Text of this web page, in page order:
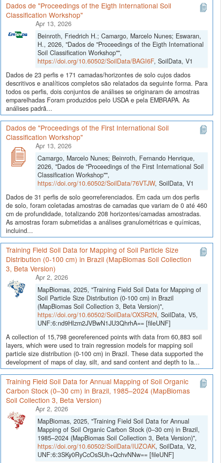
Dados de "Proceedings of the Eigth International Soil
Classification Workshop"
Apr 13, 2026
Beinroth, Friedrich H.; Camargo, Marcelo Nunes; Eswaran,
H., 2026, "Dados de "Proceedings of the Eigth International
Soil Classification Workshop"",
https://doi.org/10.60502/SoilData/BAGI6F, SoilData, V1
Dados de 23 perfis e 171 camadas/horizontes de solo cujos dados
descritivos e analíticos completos são relatados da seguinte forma. Para
todos os perfis, dois conjuntos de análises se originaram de amostras
emparelhadas Foram produzidos pelo USDA e pela EMBRAPA. As
análises padrã...
Dados de "Proceedings of the First International Soil
Classification Workshop"
Apr 13, 2026
Camargo, Marcelo Nunes; Beinroth, Fernando Henrique,
2026, "Dados de "Proceedings of the First International Soil
Classification Workshop"",
https://doi.org/10.60502/SoilData/76VTJW, SoilData, V1
Dados de 31 perfis de solo georreferenciados. Em cada um dos perfis
de solo, foram coletadas amostras de camadas que variam de 0 até 460
cm de profundidade, totalizando 208 horizontes/camadas amostradas.
As amostras foram submetidas a análises granulométricas e químicas,
incluind...
Training Field Soil Data for Mapping of Soil Particle Size
Distribution (0-100 cm) in Brazil (MapBiomas Soil Collection
3, Beta Version)
Apr 2, 2026
MapBiomas, 2025, "Training Field Soil Data for Mapping of
Soil Particle Size Distribution (0-100 cm) in Brazil
(MapBiomas Soil Collection 3, Beta Version)",
https://doi.org/10.60502/SoilData/OXSR2N, SoilData, V5,
UNF:6:nd9Hlzm2JVBwN1JU3QhrhA== [fileUNF]
A collection of 15,798 georeferenced points with data from 60,883 soil
layers, which were used to train regression models for mapping soil
particle size distribution (0-100 cm) in Brazil. These data supported the
development of maps of clay, silt, and sand content and depth to la...
Training Field Soil Data for Annual Mapping of Soil Organic
Carbon Stock (0–30 cm) in Brazil, 1985–2024 (MapBiomas
Soil Collection 3, Beta Version)
Apr 2, 2026
MapBiomas, 2025, "Training Field Soil Data for Annual
Mapping of Soil Organic Carbon Stock (0–30 cm) in Brazil,
1985–2024 (MapBiomas Soil Collection 3, Beta Version)",
https://doi.org/10.60502/SoilData/IUZOAK, SoilData, V2,
UNF:6:3SKy0RyCcOsSUh+QchvNNw== [fileUNF]